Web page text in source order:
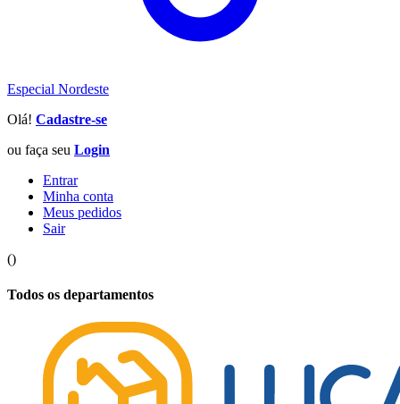
Especial Nordeste
Olá! Cadastre-se
ou faça seu Login
Entrar
Minha conta
Meus pedidos
Sair
()
Todos os departamentos